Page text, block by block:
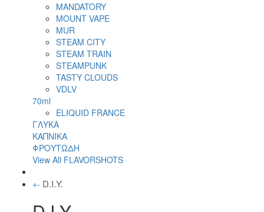
MANDATORY
MOUNT VAPE
MUR
STEAM CITY
STEAM TRAIN
STEAMPUNK
TASTY CLOUDS
VDLV
70ml
ELIQUID FRANCE
ΓΛΥΚΑ
ΚΑΠΝΙΚΑ
ΦΡΟΥΤΩΔΗ
View All FLAVORSHOTS
+- D.I.Y.